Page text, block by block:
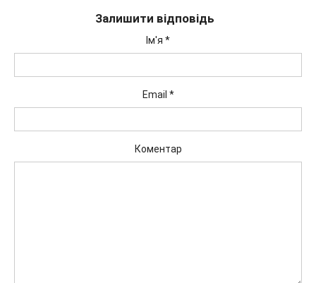
Залишити відповідь
Ім'я *
Email *
Коментар